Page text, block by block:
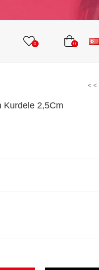
0 0
TAŞLI TEKSTİL
< <
Kurdele 2,5Cm